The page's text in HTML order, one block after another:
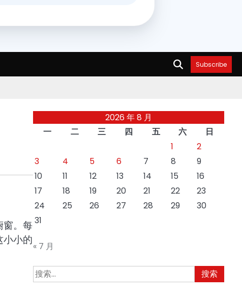
Subscribe
窗。每
小小的
2026 年 8 月
一
二 三 四 五 六
日
1
2
3
4 5 6 7 8
9
10
11 12 13 14 15
16
17
18 19 20 21 22
23
24
25 26 27 28 29
30
31
« 7 月
搜
索：